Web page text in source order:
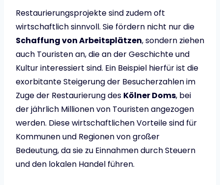
Restaurierungsprojekte sind zudem oft
wirtschaftlich sinnvoll. Sie fördern nicht nur die
Schaffung von Arbeitsplätzen, sondern ziehen
auch Touristen an, die an der Geschichte und
Kultur interessiert sind. Ein Beispiel hierfür ist die
exorbitante Steigerung der Besucherzahlen im
Zuge der Restaurierung des Kölner Doms, bei
der jährlich Millionen von Touristen angezogen
werden. Diese wirtschaftlichen Vorteile sind für
Kommunen und Regionen von großer
Bedeutung, da sie zu Einnahmen durch Steuern
und den lokalen Handel führen.